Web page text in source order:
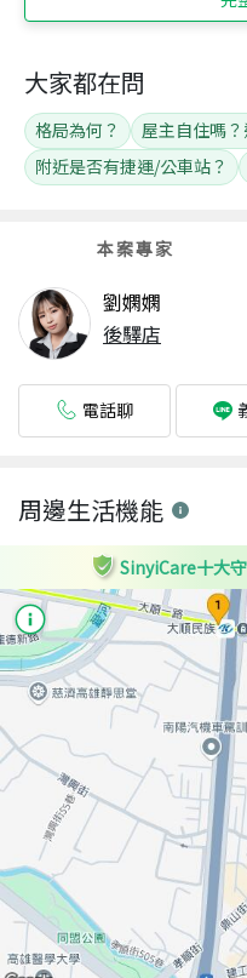
本案專家
劉嫻嫻
後驛店
電話聊
大家都在問
格局為何？
屋主自住嗎？
附近是否有捷運/公車站？
周邊生活機能
SinyiCare十大